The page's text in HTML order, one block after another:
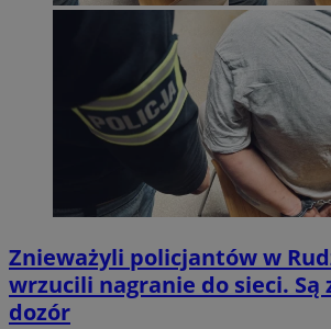
Znieważyli policjantów w
wrzucili nagranie do sieci. Są
dozór